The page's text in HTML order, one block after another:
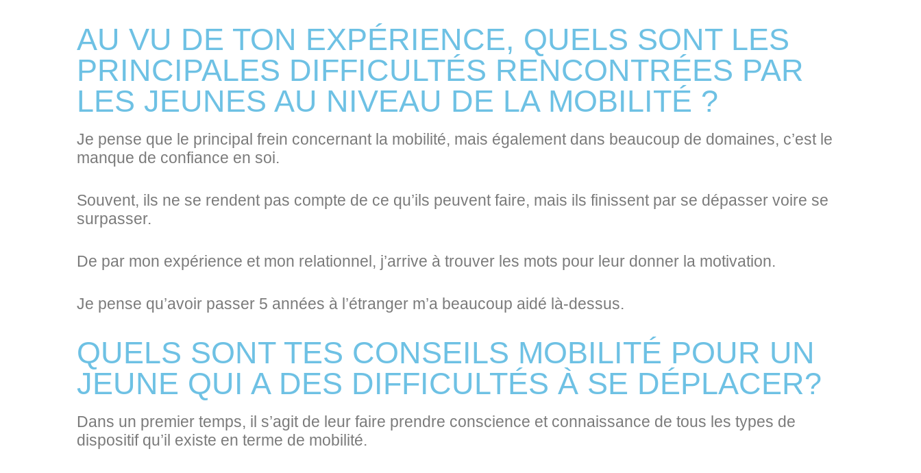
AU VU DE TON EXPÉRIENCE, QUELS SONT LES
PRINCIPALES DIFFICULTÉS RENCONTRÉES PAR
LES JEUNES AU NIVEAU DE LA MOBILITÉ ?
Je pense que le principal frein concernant la mobilité, mais également dans beaucoup de domaines, c’est le
manque de confiance en soi.
Souvent, ils ne se rendent pas compte de ce qu’ils peuvent faire, mais ils finissent par se dépasser voire se
surpasser.
De par mon expérience et mon relationnel, j’arrive à trouver les mots pour leur donner la motivation.
Je pense qu’avoir passer 5 années à l’étranger m’a beaucoup aidé là-dessus.
QUELS SONT TES CONSEILS MOBILITÉ POUR UN
JEUNE QUI A DES DIFFICULTÉS À SE DÉPLACER?
Dans un premier temps, il s’agit de leur faire prendre conscience et connaissance de tous les types de
dispositif qu’il existe en terme de mobilité.